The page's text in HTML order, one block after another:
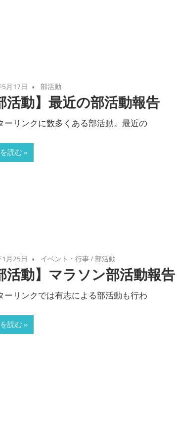
月17日 部活動
活動】最近の部活動報告
ーリンクに数多くある部活動。最近の
読む
月25日 イベント・行事/部活動
活動】マラソン部活動報告
ーリンクでは有志による部活動も行わ
読む